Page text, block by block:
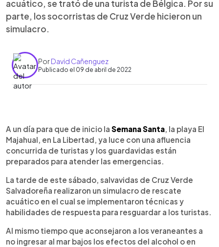
acuático, se trató de una turista de Bélgica. Por su
parte, los socorristas de Cruz Verde hicieron un
simulacro.
PorDavid Cañenguez
Publicado el 09 de abril de 2022
► Escuchar artículo
A un día para que de inicio la Semana Santa, la playa El
Majahual, en La Libertad, ya luce con una afluencia
concurrida de turistas y los guardavidas están
preparados para atender las emergencias.
La tarde de este sábado, salvavidas de Cruz Verde
Salvadoreña realizaron un simulacro de rescate
acuático en el cual se implementaron técnicas y
habilidades de respuesta para resguardar a los turistas.
Al mismo tiempo que aconsejaron a los veraneantes a
no ingresar al mar bajos los efectos del alcohol o en